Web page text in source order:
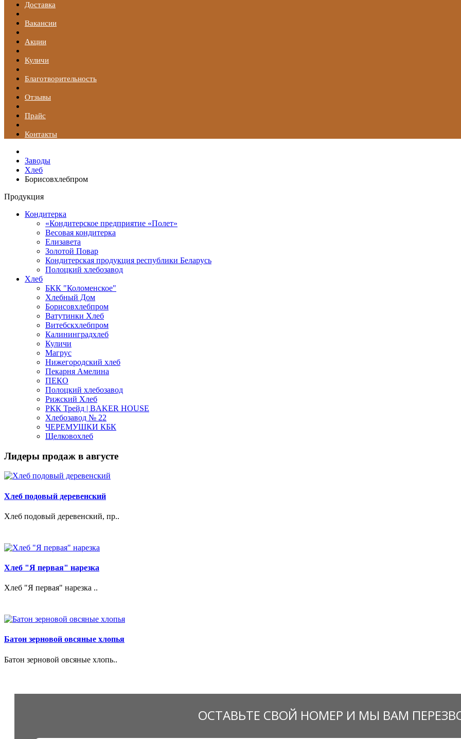
Доставка
Вакансии
Акции
Куличи
Благотворительность
Отзывы
Прайс
Контакты
Заводы
Хлеб
Борисовхлебпром
Продукция
Кондитерка
«Кондитерское предприятие «Полет»
Весовая кондитерка
Елизавета
Золотой Повар
Кондитерская продукция республики Беларусь
Полоцкий хлебозавод
Хлеб
БКК "Коломенское"
Хлебный Дом
Борисовхлебпром
Ватутинки Хлеб
Витебскхлебпром
Калининградхлеб
Куличи
Магрус
Нижегородский хлеб
Пекарня Амелина
ПЕКО
Полоцкий хлебозавод
Рижский Хлеб
РКК Трейд | BAKER HOUSE
Хлебозавод № 22
ЧЕРЕМУШКИ КБК
Щелковохлеб
Лидеры продаж в августе
Хлеб подовый деревенский
Хлеб подовый деревенский, пр..
Хлеб "Я первая" нарезка
Хлеб "Я первая" нарезка ..
Батон зерновой овсяные хлопья
Батон зерновой овсяные хлопь..
ОСТАВЬТЕ СВОЙ НОМЕР И МЫ ВАМ